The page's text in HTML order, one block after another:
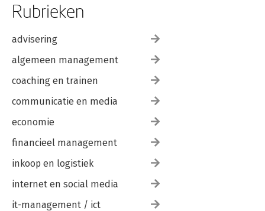
Rubrieken
advisering
algemeen management
coaching en trainen
communicatie en media
economie
financieel management
inkoop en logistiek
internet en social media
it-management / ict